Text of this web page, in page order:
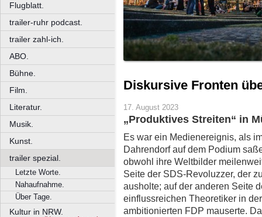
Flugblatt.
trailer-ruhr podcast.
trailer zahl-ich.
ABO.
Bühne.
Film.
Literatur.
Musik.
Kunst.
trailer spezial.
Letzte Worte.
Nahaufnahme.
Über Tage.
Kultur in NRW.
Diskursive Fronten
17. August 2023
„Produktives Streiten“ in
Es war ein Medienereignis, als
Dahrendorf auf dem Podium
obwohl ihre Weltbilder
Seite der SDS-Revoluzzer, der
ausholte; auf der anderen Seite
einflussreichen Theoretiker in
ambitionierten FDP mauserte.